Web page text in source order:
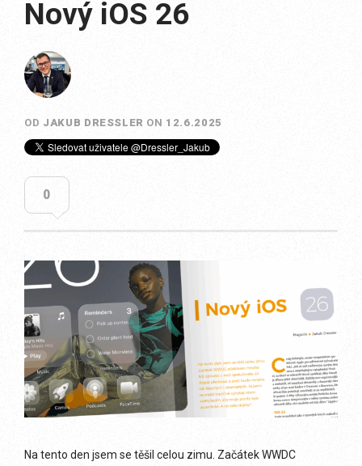
Nový iOS 26
OD JAKUB DRESSLER ON 12.6.2025
0
Na tento den jsem se těšil celou zimu. Začátek WWDC